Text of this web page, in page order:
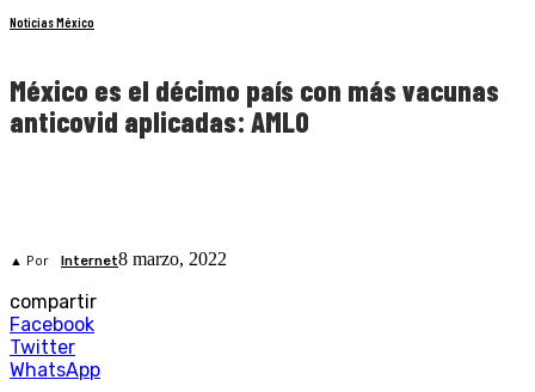
Noticias México
México es el décimo país con más vacunas
anticovid aplicadas: AMLO
▲ Por Internet8 marzo, 2022
compartir
Facebook
Twitter
WhatsApp